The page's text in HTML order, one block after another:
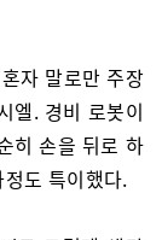
자 말로만 주장
엘. 경비 로봇이
히 손을 뒤로 하
도 특이했다.